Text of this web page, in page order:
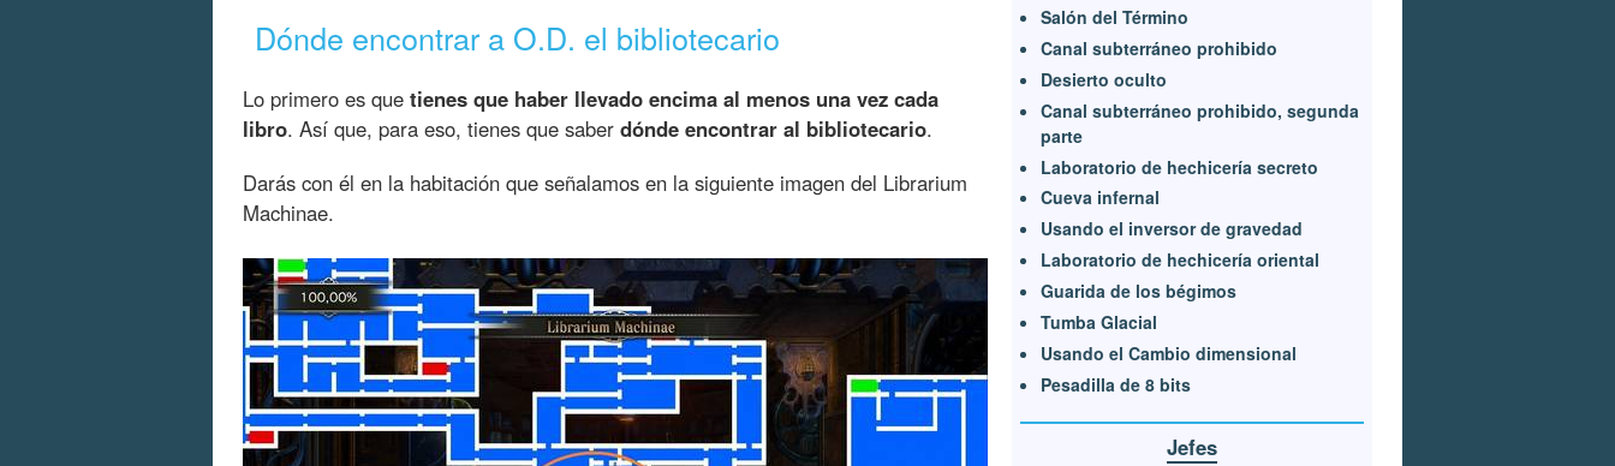
Dónde encontrar a O.D. el bibliotecario
Lo primero es que tienes que haber llevado encima al menos una vez cada
libro. Así que, para eso, tienes que saber dónde encontrar al bibliotecario.
Darás con él en la habitación que señalamos en la siguiente imagen del Librarium
Machinae.
Salón del Término
Canal subterráneo prohibido
Desierto oculto
Canal subterráneo prohibido, segunda
parte
Laboratorio de hechicería secreto
Cueva infernal
Usando el inversor de gravedad
Laboratorio de hechicería oriental
Guarida de los bégimos
Tumba Glacial
Usando el Cambio dimensional
Pesadilla de 8 bits
Jefes